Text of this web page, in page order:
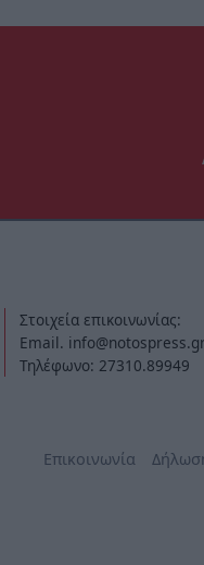
Στοιχεία επικοινωνίας:
Email. info@notospress.gr
Τηλέφωνο: 27310.89949
Επικοινωνία